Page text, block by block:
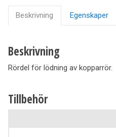
Beskrivning Egenskaper
Beskrivning
Rördel för lödning av kopparrör.
Tillbehör